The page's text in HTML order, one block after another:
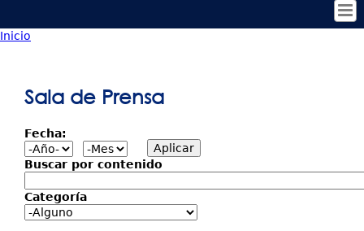
Tropical
Principal
Personal
Publicaciones
Investigación y Desarrollo
Extensión
está
Inicio
Sala de Prensa
Fecha:
Buscar por contenido
Categoría